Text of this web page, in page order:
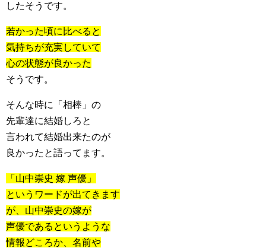
したそうです。
若かった頃に比べると
気持ちが充実していて
心の状態が良かった
そうです。
そんな時に「相棒」の
先輩達に結婚しろと
言われて結婚出来たのが
良かったと語ってます。
「山中崇史 嫁 声優」
というワードが出てきます
が、山中崇史の嫁が
声優であるというような
情報どころか、名前や